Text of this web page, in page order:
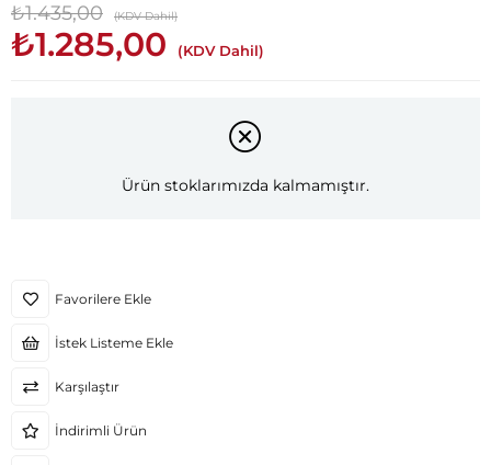
₺1.435,00 (KDV Dahil)
₺1.285,00 (KDV Dahil)
Ürün stoklarımızda kalmamıştır.
Favorilere Ekle
İstek Listeme Ekle
Karşılaştır
İndirimli Ürün